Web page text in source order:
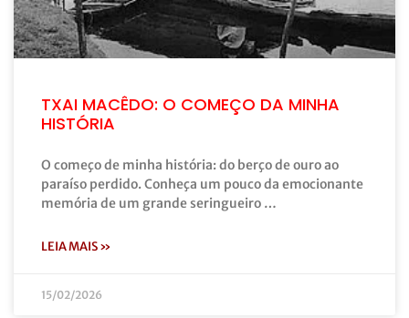
TXAI MACÊDO: O COMEÇO DA MINHA
HISTÓRIA
O começo de minha história: do berço de ouro ao
paraíso perdido. Conheça um pouco da emocionante
memória de um grande seringueiro …
LEIA MAIS »
15/02/2026